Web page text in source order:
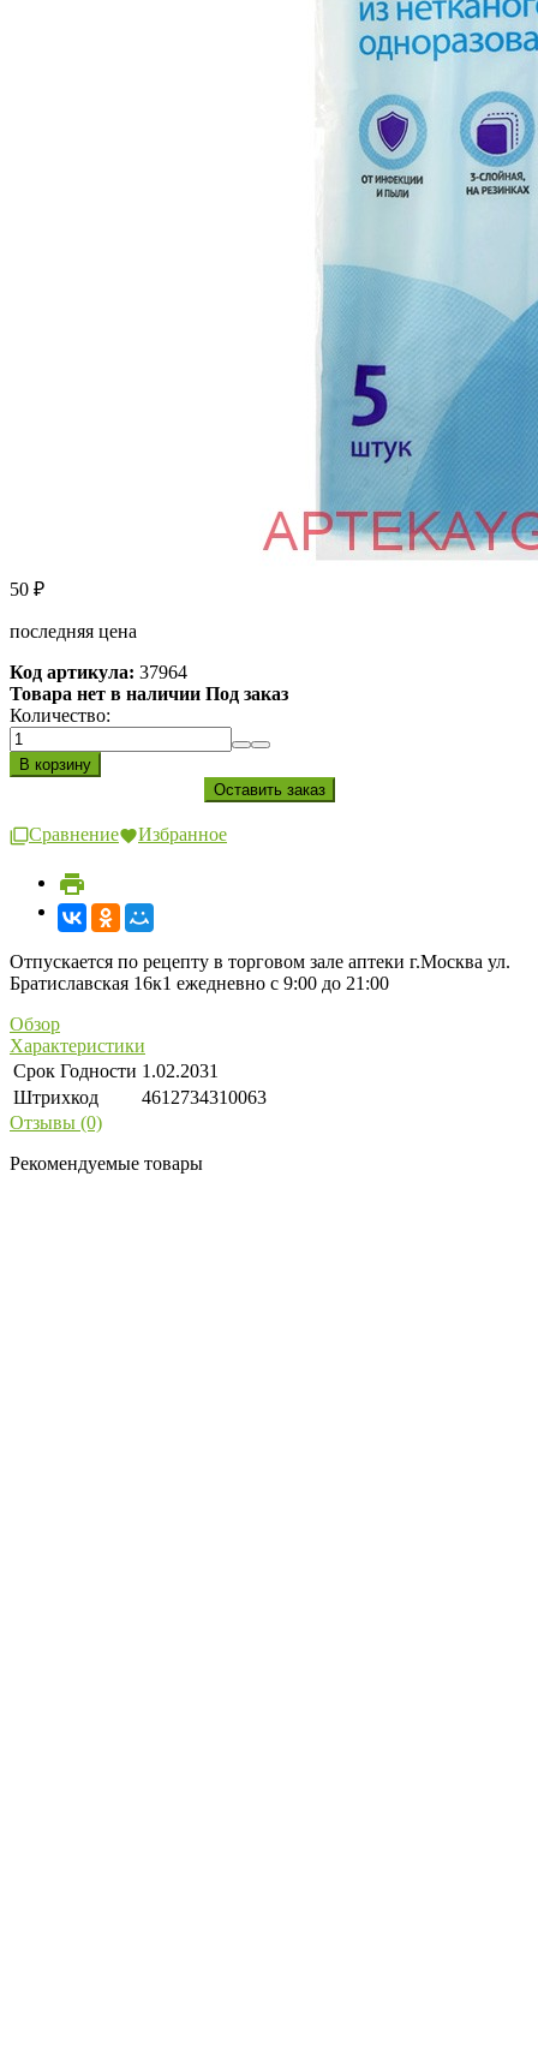
50 ₽
последняя цена
Код артикула: 37964
Товара нет в наличии Под заказ
Количество:
Сравнение Избранное
Отпускается по рецепту в торговом зале аптеки г.Москва ул.
Братиславская 16к1 ежедневно с 9:00 до 21:00
Обзор
Характеристики
Срок Годности 1.02.2031
Штрихкод
4612734310063
Отзывы (0)
Рекомендуемые товары